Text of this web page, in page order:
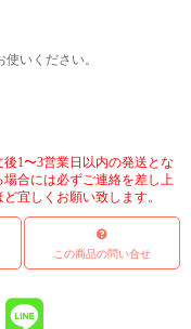
いください。
1〜3営業日以内の発送とな
合には必ずご連絡を差し上
宜しくお願い致します。
この商品の問い合せ